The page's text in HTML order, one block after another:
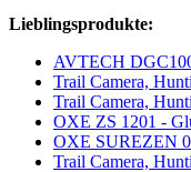
Lieblingsprodukte:
AVTECH
Trail Camera,
Trail Camera,
OXE ZS 1201 -
OXE SUREZEN
Trail Camera,